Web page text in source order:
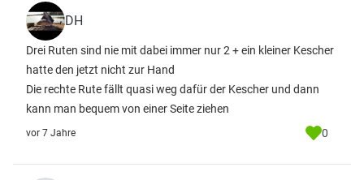
DH
Drei Ruten sind nie mit dabei immer nur 2 + ein kleiner Kescher
hatte den jetzt nicht zur Hand
Die rechte Rute fällt quasi weg dafür der Kescher und dann
kann man bequem von einer Seite ziehen
vor 7 Jahre 0